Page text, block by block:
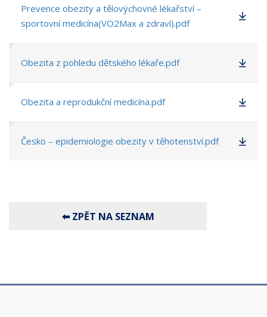
Prevence obezity a tělovýchovné lékařství –
sportovní medicína(VO2Max a zdraví).pdf
Obezita z pohledu dětského lékaře.pdf
Obezita a reprodukční medicína.pdf
Česko – epidemiologie obezity v těhotenství.pdf